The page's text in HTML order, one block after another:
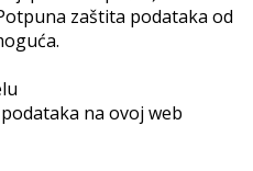
zaštita podataka od
na ovoj web